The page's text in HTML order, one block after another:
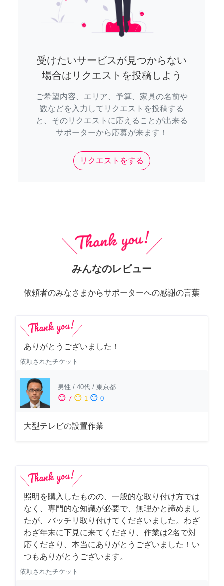
受けたいサービスが見つからない
場合はリクエストを投稿しよう
ご希望内容、エリア、予算、家具の名前や
数などを入力してリクエストを投稿する
と、そのリクエストに応えることが出来る
サポーターから応募が来ます！
リクエストをする
みんなのレビュー
依頼者のみなさまからサポーターへの感謝の言葉
ありがとうございました！
依頼されたチケット
男性 / 40代 / 東京都
sentiment_satisfied 7 sentiment_neutral 1 sentiment_dissatisfied 0
大型テレビの設置作業
照明を購入したものの、一般的な取り付け方では
なく、専門的な知識が必要で、無理かと諦めまし
たが、バッチリ取り付けてくださいました。わざ
わざ年末に下見に来てくださり、作業は2名で対
応くださり、本当にありがとうございました！い
つもありがとうございます。
依頼されたチケット